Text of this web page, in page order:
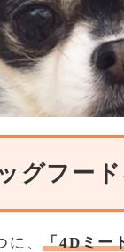
グフー
に、「4Dミー